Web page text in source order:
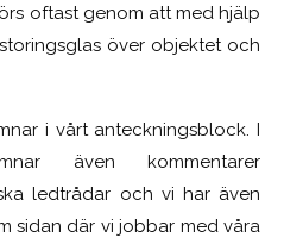
oftast genom att med hjälp
över objektet och
i vårt anteckningsblock. I
även kommentarer
ledtrådar och vi har även
sidan där vi jobbar med våra